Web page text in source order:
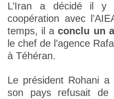
L’Iran a décidé il
coopération avec
temps, il aconclu un
le chef de l’agence
à Téhéran.
Le président Rohani a
son pays refusait de